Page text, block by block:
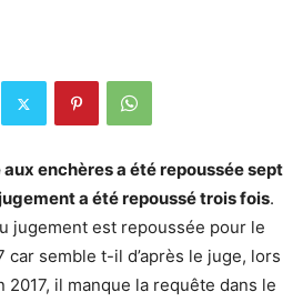
aux enchères a été repoussée sept
a été repoussé trois fois.
jugement est repoussée pour le
car semble t-il d’après le juge, lors
2017, il manque la requête dans le